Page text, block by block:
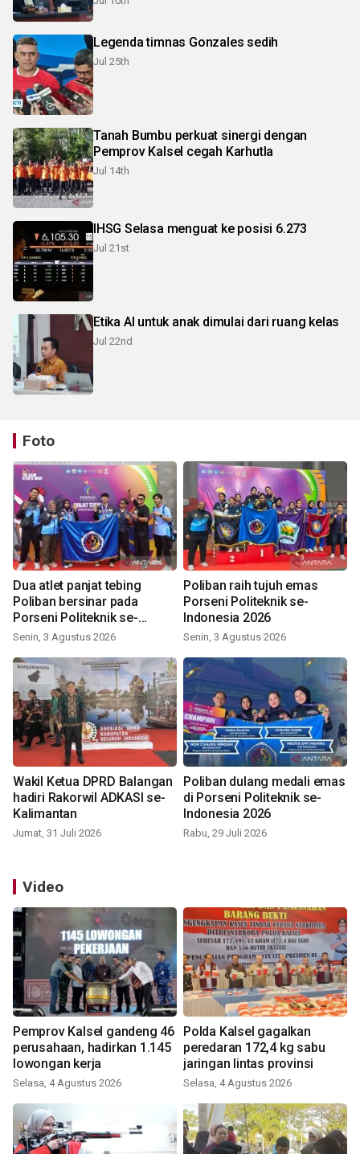
Legenda timnas Gonzales sedih
Jul 25th
Tanah Bumbu perkuat sinergi dengan
Pemprov Kalsel cegah Karhutla
Jul 14th
IHSG Selasa menguat ke posisi 6.273
Jul 21st
Etika AI untuk anak dimulai dari ruang kelas
Jul 22nd
Foto
Dua atlet panjat tebing
Poliban bersinar pada
Porseni Politeknik se-
Indonesia 2026
Senin, 3 Agustus 2026
Poliban raih tujuh emas
Porseni Politeknik se-
Indonesia 2026
Senin, 3 Agustus 2026
Wakil Ketua DPRD Balangan
hadiri Rakorwil ADKASI se-
Kalimantan
Jumat, 31 Juli 2026
Poliban dulang medali emas
di Porseni Politeknik se-
Indonesia 2026
Rabu, 29 Juli 2026
Video
Pemprov Kalsel gandeng 46
perusahaan, hadirkan 1.145
lowongan kerja
Selasa, 4 Agustus 2026
Polda Kalsel gagalkan
peredaran 172,4 kg sabu
jaringan lintas provinsi
Selasa, 4 Agustus 2026